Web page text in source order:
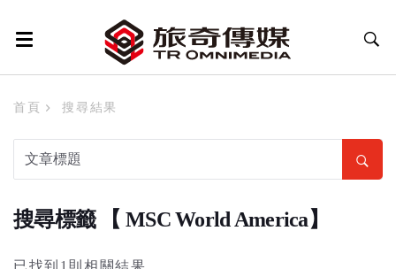
首頁 搜尋結果
搜尋標籤 【 MSC World America】
已找到1則相關結果